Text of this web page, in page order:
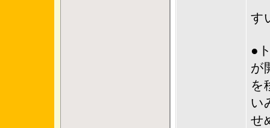
す
●
が
を
い
せ